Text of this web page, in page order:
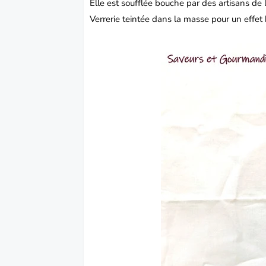
Elle est soufflée bouche par des artisans
Verrerie teintée dans la masse pour un effet